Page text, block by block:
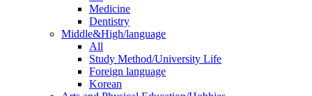
Medicine
Dentistry
Middle&High/language
All
Study Method/University Life
Foreign language
Korean